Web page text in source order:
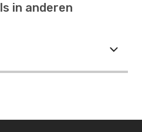
in anderen